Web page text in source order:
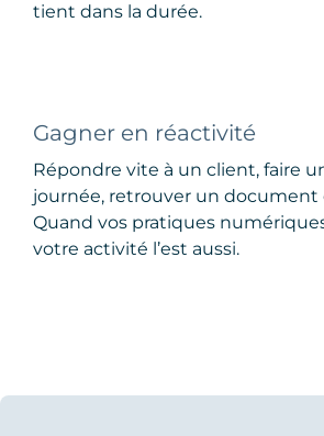
tient dans la durée.
Gagner en réactivité
Répondre vite à un client, faire
journée, retrouver un document
Quand vos pratiques
votre activité l’est aussi.